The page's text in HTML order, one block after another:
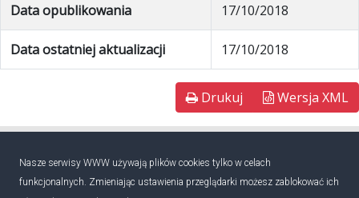
Data opublikowania 17/10/2018
Data ostatniej aktualizacji 17/10/2018
Drukuj Wersja XML
Nasze serwisy WWW używają plików cookies tylko w celach
funkcjonalnych. Zmieniając ustawienia przeglądarki możesz zablokować ich